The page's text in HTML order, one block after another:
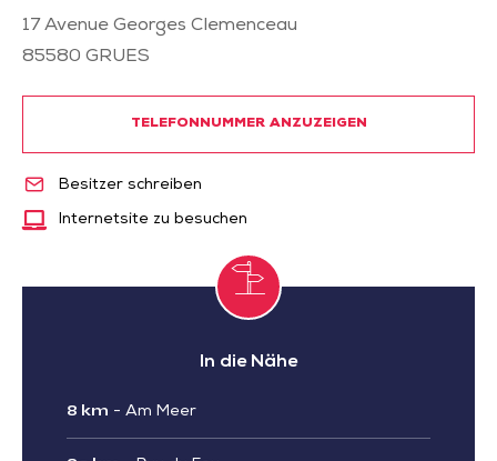
17 Avenue Georges Clemenceau
85580 GRUES
TELEFONNUMMER ANZUZEIGEN
Besitzer schreiben
Internetsite zu besuchen
In die Nähe
8 km - Am Meer